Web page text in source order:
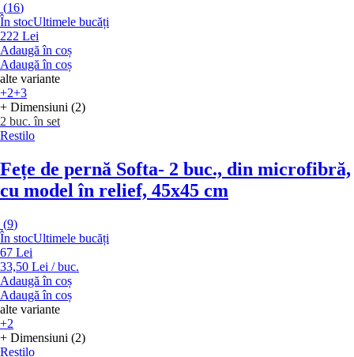
(16)
În stocUltimele bucăți
222 Lei
Adaugă în coș
Adaugă în coș
alte variante
+2+3
+ Dimensiuni (2)
2 buc. în set
Restilo
Fețe de pernă Softa- 2 buc., din microfibră,
cu model în relief, 45x45 cm
(9)
În stocUltimele bucăți
67 Lei
33,50 Lei / buc.
Adaugă în coș
Adaugă în coș
alte variante
+2
+ Dimensiuni (2)
Restilo